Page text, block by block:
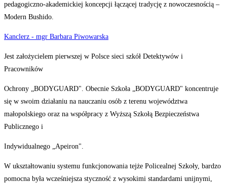
pedagogiczno-akademickiej koncepcji łączącej tradycję z nowoczesnością –
Modern Bushido.
Kanclerz - mgr Barbara Piwowarska
Jest założycielem pierwszej w Polsce sieci szkół Detektywów i
Pracowników
Ochrony „BODYGUARD". Obecnie Szkoła „BODYGUARD" koncentruje
się w swoim działaniu na nauczaniu osób z terenu województwa
małopolskiego oraz na współpracy z Wyższą Szkołą Bezpieczeństwa
Publicznego i
Indywidualnego „Apeiron".
W ukształtowaniu systemu funkcjonowania tejże Policealnej Szkoły, bardzo
pomocna była wcześniejsza styczność z wysokimi standardami unijnymi,